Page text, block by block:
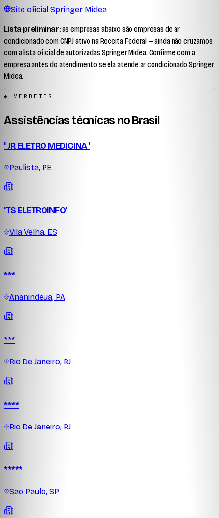
Site oficial Springer Midea
Lista preliminar:as empresas abaixo são empresas de ar
condicionado com CNPJ ativo na Receita Federal —ainda não cruzamos
com a lista oficial de autorizadasSpringer Midea. Confirme com a
empresa antes do atendimento se ela atende ar condicionadoSpringer
Midea.
◆ VERBETES
Assistências técnicas no Brasil
' JR ELETRO MEDICINA '
Paulista, PE
'TS ELETROINFO'
Vila Velha, ES
***
Ananindeua, PA
***
Rio De Janeiro, RJ
****
Rio De Janeiro, RJ
*****
Sao Paulo, SP